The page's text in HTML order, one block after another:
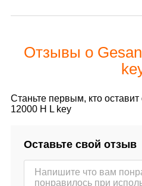
Отзывы о
Станьте первым, кто
12000 H L key
Оставьте свой отзыв